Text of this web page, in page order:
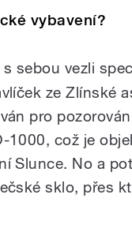
vybavení?
s sebou vezli
ze Zlínské
pro
1000, což je
Slunce. No a
sklo, přes